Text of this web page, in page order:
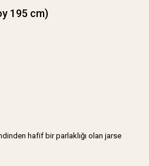
195 cm)
hafif bir parlaklığı olan jarse